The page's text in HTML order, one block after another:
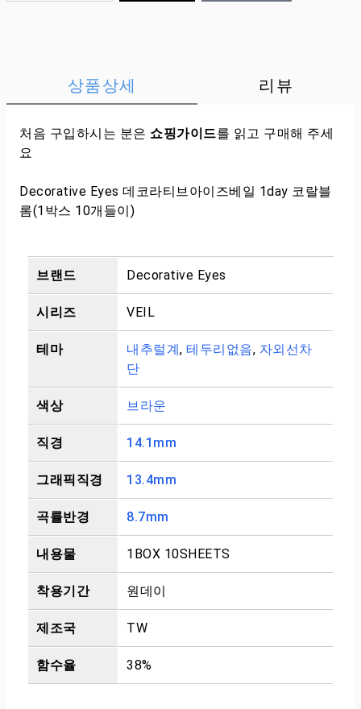
상품상세 리뷰
처음 구입하시는 분은 쇼핑가이드를 읽고 구매해 주세
요
Decorative Eyes 데코라티브아이즈베일 1day 코랄블
롬(1박스 10개들이)
브랜드 Decorative Eyes
시리즈 VEIL
테마 내추럴계, 테두리없음, 자외선차
단
색상 브라운
직경 14.1mm
그래픽직경 13.4mm
곡률반경 8.7mm
내용물 1BOX 10SHEETS
착용기간 원데이
제조국 TW
함수율 38%